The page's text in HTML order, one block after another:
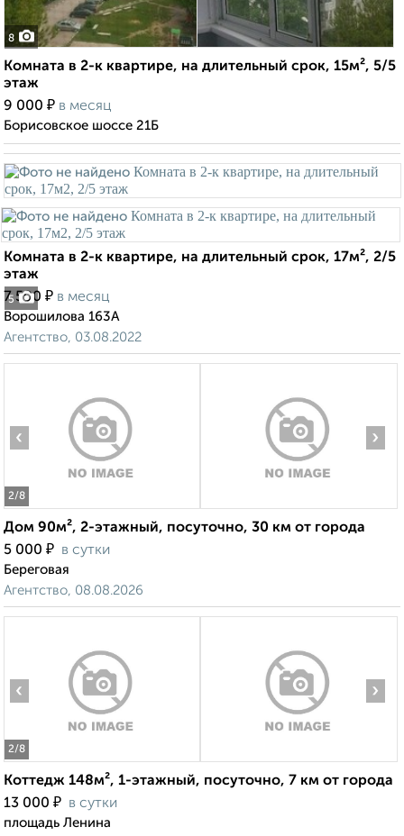
8
Комната в 2-к квартире, на длительный срок, 15м², 5/5
этаж
9 000 ₽ в месяц
Борисовское шоссе 21Б
5
Комната в 2-к квартире, на длительный срок, 17м², 2/5
этаж
7 500 ₽ в месяц
Ворошилова 163А
Агентство, 03.08.2022
2/8
‹ ›
Дом 90м², 2-этажный, посуточно, 30 км от города
5 000 ₽ в сутки
Береговая
Агентство, 08.08.2026
2/8
‹ ›
Коттедж 148м², 1-этажный, посуточно, 7 км от города
13 000 ₽ в сутки
площадь Ленина